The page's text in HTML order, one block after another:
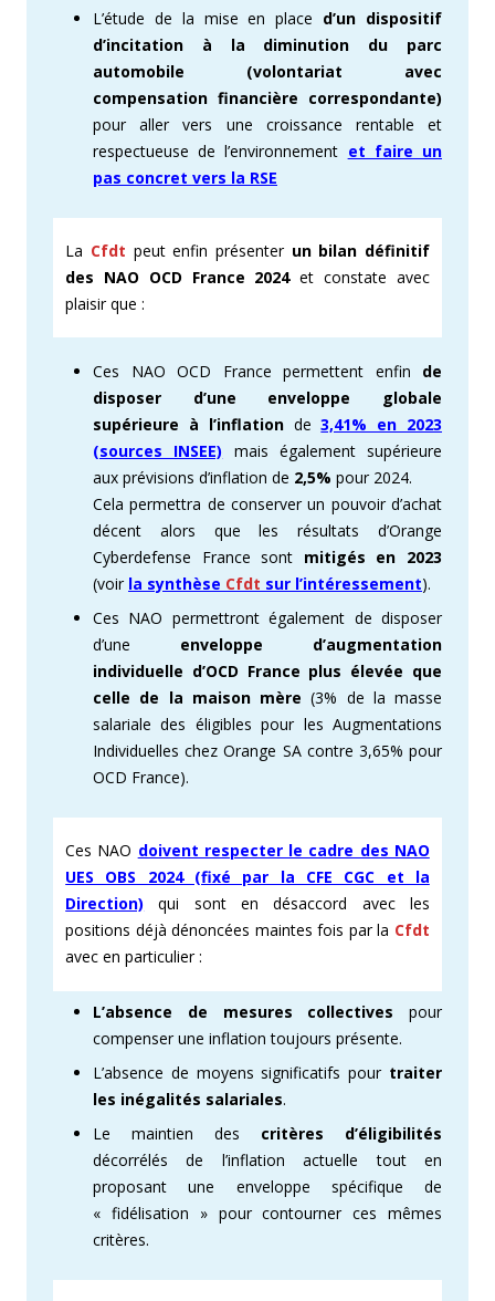
L’étude de la mise en place d’un dispositif
d’incitation à la diminution du parc
automobile
(volontariat avec
compensation financière correspondante)
pour aller vers une croissance rentable et
respectueuse de l’environnement et faire un
pas concret vers la RSE
La Cfdt peut enfin présenter un bilan définitif
des NAO OCD France 2024et constate avec
plaisir que :
Ces NAO OCD France permettent enfin de
disposer d’une enveloppe globale
supérieure à l’inflationde3,41% en 2023
(sources INSEE) mais également supérieure
aux prévisions d’inflation de 2,5% pour 2024.
Cela permettra de conserver un pouvoir d’achat
décent alors que les résultats d’Orange
Cyberdefense France sont mitigés en 2023
(voir la synthèse Cfdt sur l’intéressement).
Ces NAO permettront également de disposer
d’une enveloppe d’augmentation
individuelle d’OCD France plus élevée que
celle de la maison mère (3% de la masse
salariale des éligibles pour les Augmentations
Individuelles chez Orange SA contre 3,65% pour
OCD France).
Ces NAO doivent respecter le cadre des NAO
UES OBS 2024 (fixé par la CFE CGC et la
Direction) qui sont en désaccord avec les
positions déjà dénoncées maintes fois par la Cfdt
avec en particulier :
L’absence de mesures collectives pour
compenser une inflation toujours présente.
L’absence de moyens significatifs pourtraiter
les inégalités salariales.
Le maintien des critères d’éligibilités
décorrélés de l’inflation actuelle tout en
proposant une enveloppe spécifique de
« fidélisation » pour contourner ces mêmes
critères.